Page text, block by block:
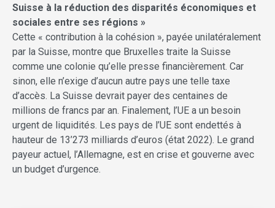
Suisse à la réduction des disparités économiques et
sociales entre ses régions »
Cette « contribution à la cohésion », payée unilatéralement
par la Suisse, montre que Bruxelles traite la Suisse
comme une colonie qu’elle presse financièrement. Car
sinon, elle n’exige d’aucun autre pays une telle taxe
d’accès. La Suisse devrait payer des centaines de
millions de francs par an. Finalement, l’UE a un besoin
urgent de liquidités. Les pays de l’UE sont endettés à
hauteur de 13’273 milliards d’euros (état 2022). Le grand
payeur actuel, l’Allemagne, est en crise et gouverne avec
un budget d’urgence.